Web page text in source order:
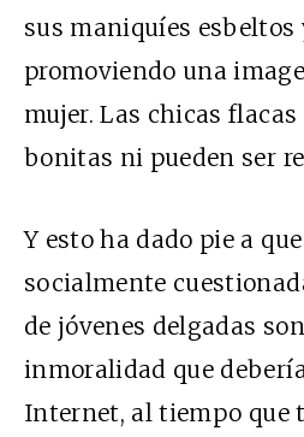
sus maniquíes
promoviendo una
mujer. Las chicas
bonitas ni pueden ser
Y esto ha dado pie a
socialmente
de jóvenes delgadas
inmoralidad que
Internet, al tiempo que